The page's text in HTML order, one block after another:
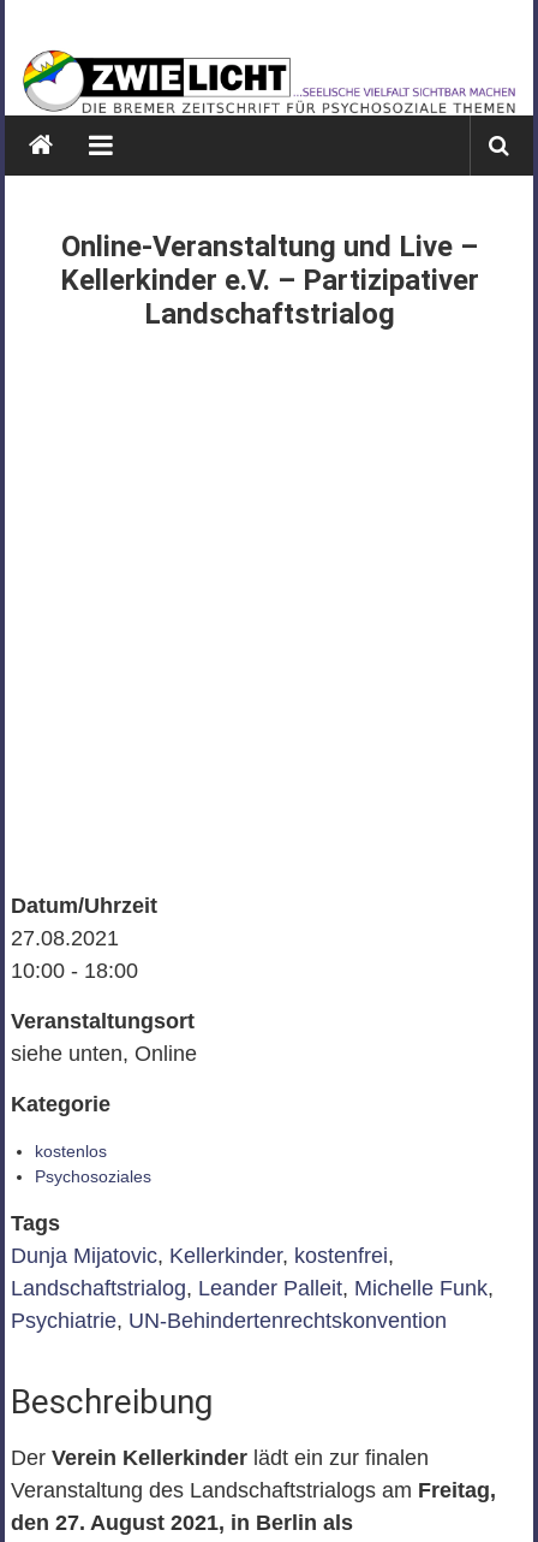
springen
ZWIELICHT
BREMEN
DIE
PSYCHOSOZIALE
THEMEN
Online-Veranstaltung und Live –
Kellerkinder e.V. – Partizipativer
Landschaftstrialog
Datum/Uhrzeit
27.08.2021
10:00 - 18:00
Veranstaltungsort
siehe unten, Online
Kategorie
kostenlos
Psychosoziales
Tags
Dunja Mijatovic, Kellerkinder, kostenfrei,
Landschaftstrialog, Leander Palleit, Michelle Funk,
Psychiatrie, UN-Behindertenrechtskonvention
Beschreibung
Der Verein Kellerkinderlädt ein zur finalen
Veranstaltung des Landschaftstrialogs am Freitag,
den 27. August 2021, in Berlin als